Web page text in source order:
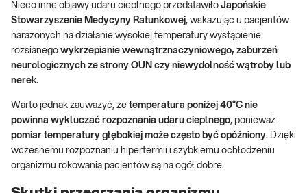
Nieco inne objawy udaru cieplnego przedstawiło Japońskie
Stowarzyszenie Medycyny Ratunkowej, wskazując u pacjentów
narażonych na działanie wysokiej temperatury wystąpienie
rozsianego wykrzepianie wewnątrznaczyniowego, zaburzeń
neurologicznych ze strony OUN czy niewydolność wątroby lub
nerek.
Warto jednak zauważyć, że temperatura poniżej 40°C nie
powinna wykluczać rozpoznania udaru cieplnego, ponieważ
pomiar temperatury głębokiej może często być opóźniony. Dzięki
wczesnemu rozpoznaniu hipertermii i szybkiemu ochłodzeniu
organizmu rokowania pacjentów są na ogół dobre.